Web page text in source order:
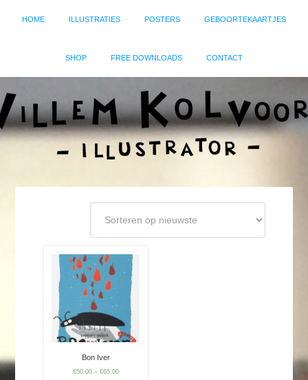
HOME ILLUSTRATIES POSTERS GEBOORTEKAARTJES
SHOP FREE DOWNLOADS CONTACT
Bon Iver
€50.00– €65.00